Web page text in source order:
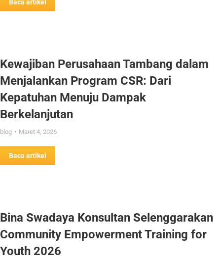
Baca artikel
Kewajiban Perusahaan Tambang dalam
Menjalankan Program CSR: Dari
Kepatuhan Menuju Dampak
Berkelanjutan
blog Maret 4, 2026
Baca artikel
Bina Swadaya Konsultan Selenggarakan
Community Empowerment Training for
Youth 2026